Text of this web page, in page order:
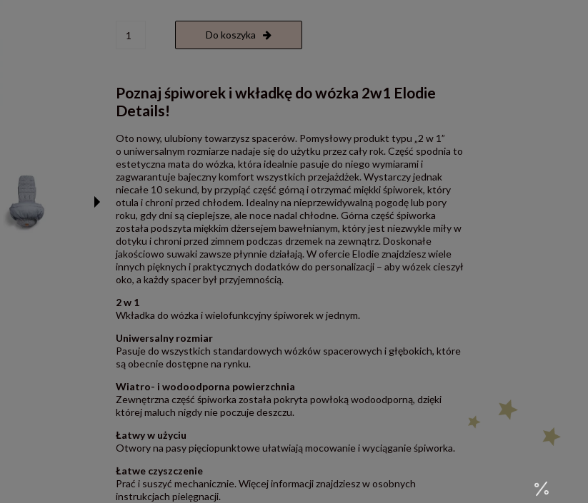
Do koszyka
Poznaj śpiworek i wkładkę do wózka 2w1 Elodie
Details!
Oto nowy, ulubiony towarzysz spacerów. Pomysłowy produkt typu „2 w 1”
o uniwersalnym rozmiarze nadaje się do użytku przez cały rok. Część spodnia to
estetyczna mata do wózka, która idealnie pasuje do niego wymiarami i
zagwarantuje bajeczny komfort wszystkich przejażdżek. Wystarczy jednak
niecałe 10 sekund, by przypiąć część górną i otrzymać miękki śpiworek, który
otula i chroni przed chłodem. Idealny na nieprzewidywalną pogodę lub pory
roku, gdy dni są cieplejsze, ale noce nadal chłodne. Górna część śpiworka
została podszyta miękkim dżersejem bawełnianym, który jest niezwykle miły w
dotyku i chroni przed zimnem podczas drzemek na zewnątrz. Doskonałe
jakościowo suwaki zawsze płynnie działają. W ofercie Elodie znajdziesz wiele
innych pięknych i praktycznych dodatków do personalizacji – aby wózek cieszył
oko, a każdy spacer był przyjemnością.
2 w 1
Wkładka do wózka i wielofunkcyjny śpiworek w jednym.
Uniwersalny rozmiar
Pasuje do wszystkich standardowych wózków spacerowych i głębokich, które
są obecnie dostępne na rynku.
Wiatro- i wodoodporna powierzchnia
Zewnętrzna część śpiworka została pokryta powłoką wodoodporną, dzięki
której maluch nigdy nie poczuje deszczu.
Łatwy w użyciu
Otwory na pasy pięciopunktowe ułatwiają mocowanie i wyciąganie śpiworka.
Łatwe czyszczenie
Prać i suszyć mechanicznie. Więcej informacji znajdziesz w osobnych
instrukcjach pielęgnacji.